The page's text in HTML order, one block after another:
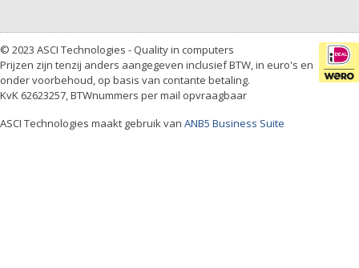
© 2023 ASCI Technologies - Quality in computers
Prijzen zijn tenzij anders aangegeven inclusief BTW, in euro's en
onder voorbehoud, op basis van contante betaling.
KvK 62623257, BTWnummers per mail opvraagbaar
ASCI Technologies maakt gebruik van ANB5 Business Suite